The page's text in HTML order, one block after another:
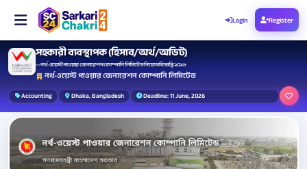
Login Register
সহকারী ব্যবস্থাপক (হিসাব/অর্থ/অডিট)
— নর্থ-ওয়েস্ট পাওয়ার জেনারেশন কোম্পানি লিমিটেড নিয়োগ বিজ্ঞপ্তি ২০২৬
নর্থ-ওয়েস্ট পাওয়ার জেনারেশন কোম্পানি লিমিটেড
Accounting Dhaka, Bangladesh Deadline: 11 June, 2026